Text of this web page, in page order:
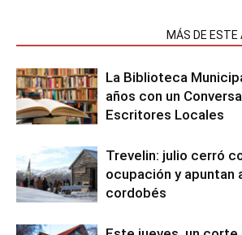
MÁS DE ESTE
La Biblioteca
años con un
Escritores Locales
Trevelin: julio cerró
ocupación y apuntan
cordobés